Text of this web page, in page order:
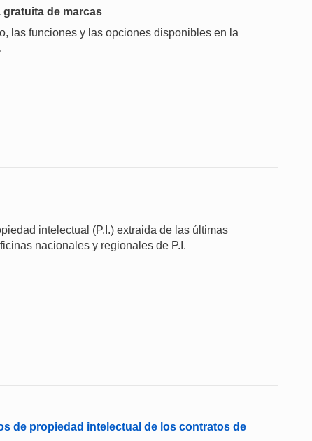
gratuita de marcas
las funciones y las opciones disponibles en la
intelectual (P.I.) extraida de las últimas
nacionales y regionales de P.I.
de propiedad intelectual de los contratos de